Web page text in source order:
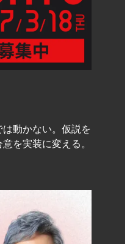
動かない。仮説を
を実装に変える。